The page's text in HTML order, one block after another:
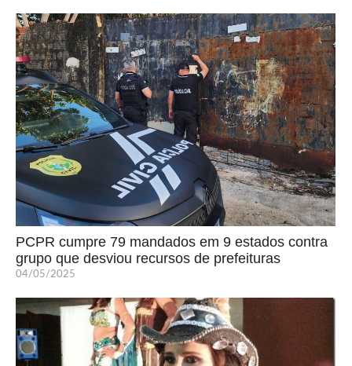
PCPR cumpre 79 mandados em 9 estados contra
grupo que desviou recursos de prefeituras
04/05/2025